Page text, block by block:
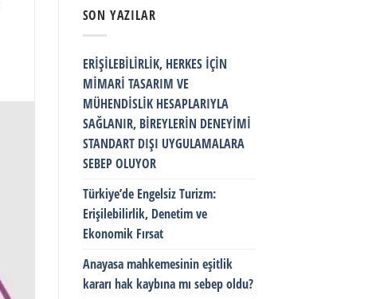
SON YAZILAR
ERİŞİLEBİLİRLİK, HERKES İÇİN
MİMARİ TASARIM VE
MÜHENDİSLİK HESAPLARIYLA
SAĞLANIR, BİREYLERİN DENEYİMİ
STANDART DIŞI UYGULAMALARA
SEBEP OLUYOR
Türkiye’de Engelsiz Turizm:
Erişilebilirlik, Denetim ve
Ekonomik Fırsat
Anayasa mahkemesinin eşitlik
kararı hak kaybına mı sebep oldu?